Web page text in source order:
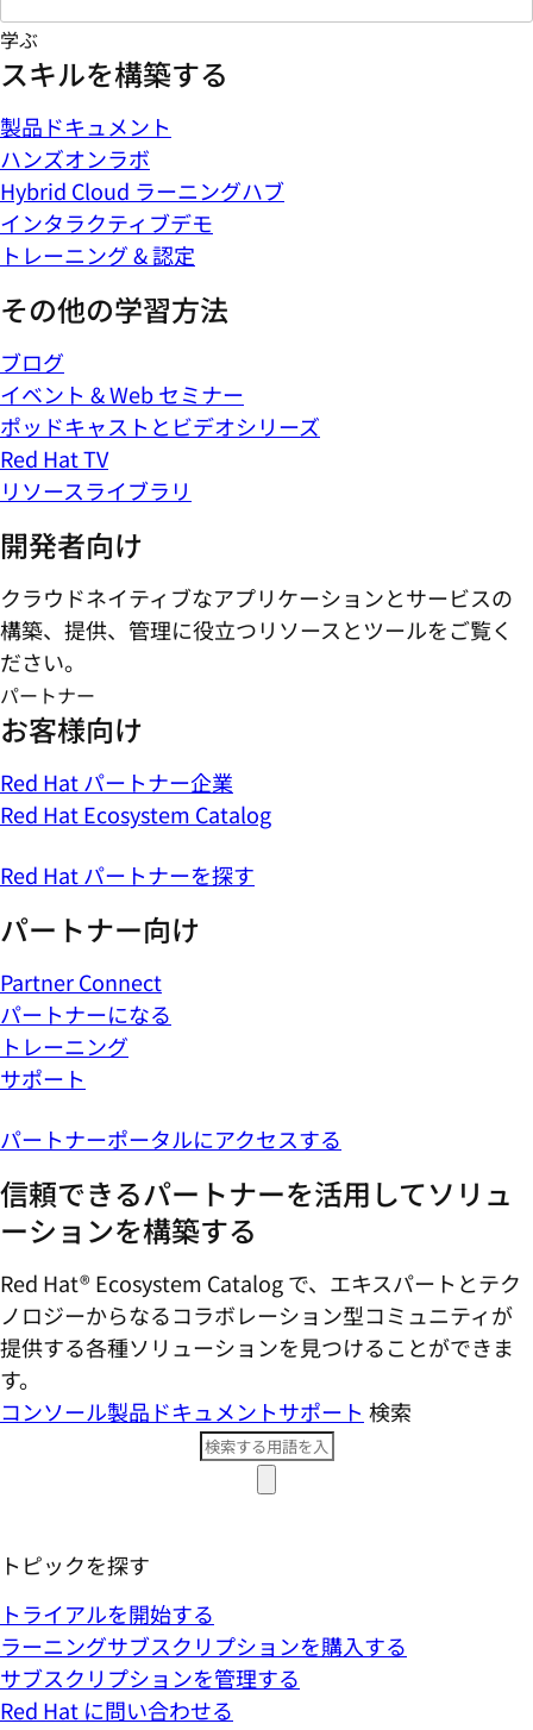
学ぶ
スキルを構築する
製品ドキュメント
ハンズオンラボ
Hybrid Cloud ラーニングハブ
インタラクティブデモ
トレーニング & 認定
その他の学習方法
ブログ
イベント & Web セミナー
ポッドキャストとビデオシリーズ
Red Hat TV
リソースライブラリ
開発者向け
クラウドネイティブなアプリケーションとサービスの
構築、提供、管理に役立つリソースとツールをご覧く
ださい。
パートナー
お客様向け
Red Hat パートナー企業
Red Hat Ecosystem Catalog
Red Hat パートナーを探す
パートナー向け
Partner Connect
パートナーになる
トレーニング
サポート
パートナーポータルにアクセスする
信頼できるパートナーを活用してソリュ
ーションを構築する
Red Hat® Ecosystem Catalog で、エキスパートとテク
ノロジーからなるコラボレーション型コミ​ュニティが
提供する各種ソリューションを見つけることができま
す。
コンソール製品ドキュメントサポート 検索
トピックを探す
トライアルを開始する
ラーニングサブスクリプションを購入する
サブスクリプションを管理する
Red Hat に問い合わせる